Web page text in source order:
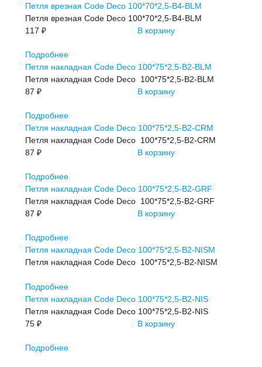
Петля врезная Code Deco 100*70*2,5-В4-BLM
Петля врезная Code Deco 100*70*2,5-В4-BLM
117 ₽
В корзину
Подробнее
Петля накладная Code Deco 100*75*2,5-B2-BLM
Петля накладная Code Deco 100*75*2,5-B2-BLM
87 ₽
В корзину
Подробнее
Петля накладная Code Deco 100*75*2,5-B2-CRM
Петля накладная Code Deco 100*75*2,5-B2-CRM
87 ₽
В корзину
Подробнее
Петля накладная Code Deco 100*75*2,5-B2-GRF
Петля накладная Code Deco 100*75*2,5-B2-GRF
87 ₽
В корзину
Подробнее
Петля накладная Code Deco 100*75*2,5-B2-NISM
Петля накладная Code Deco 100*75*2,5-B2-NISM
Подробнее
Петля накладная Code Deco 100*75*2,5-B2-NIS
Петля накладная Code Deco 100*75*2,5-B2-NIS
75 ₽
В корзину
Подробнее